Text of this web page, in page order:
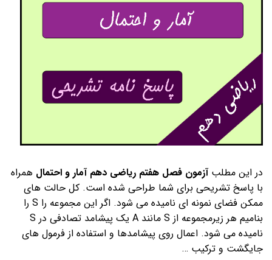
در این مطلبآزمون فصل هفتم ریاضی دهم آمار و احتمال همراه
با پاسخ تشریحی برای شما طراحی شده است. کل حالت های
ممکن فضای نمونه ای نامیده می شود. اگر این مجموعه را S را
بنامیم هر زیرمجموعه از S مانند A یک پیشامد تصادفی در S
نامیده می شود. اعمال روی پیشامدها و استفاده از فرمول های
جایگشت و ترکیب …